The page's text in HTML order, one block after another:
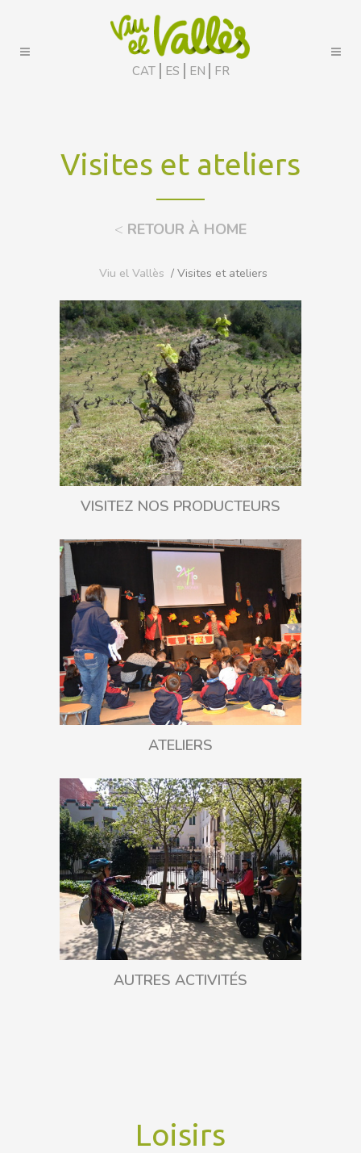
CAT ES EN FR
Visites et ateliers
< RETOUR À HOME
Viu el Vallès / Visites et ateliers
VISITEZ NOS PRODUCTEURS
ATELIERS
AUTRES ACTIVITÉS
Loisirs